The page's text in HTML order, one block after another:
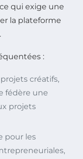
qui exige une
la plateforme
:
créatifs,
fédère une
projets
pour les